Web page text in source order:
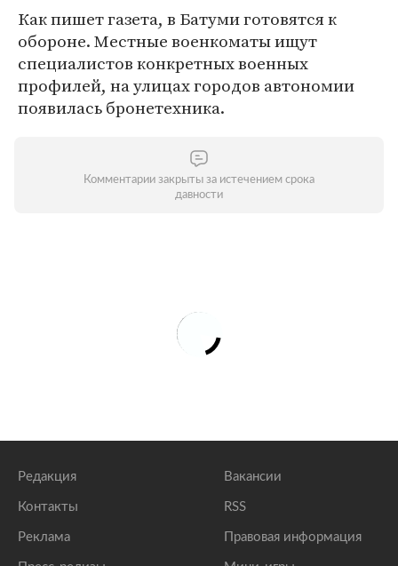
Как пишет газета, в Батуми готовятся к
обороне. Местные военкоматы ищут
специалистов конкретных военных
профилей, на улицах городов автономии
появилась бронетехника.
Комментарии закрыты за истечением срока
давности
Редакция
Контакты
Реклама
Вакансии
RSS
Правовая информация